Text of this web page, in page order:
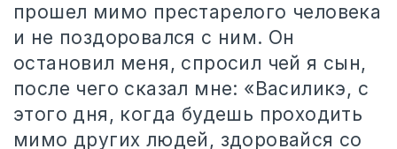
прошел мимо престарелого человека
и не поздоровался с ним. Он
остановил меня, спросил чей я сын,
после чего сказал мне: «Василикэ, с
этого дня, когда будешь проходить
мимо других людей, здоровайся со